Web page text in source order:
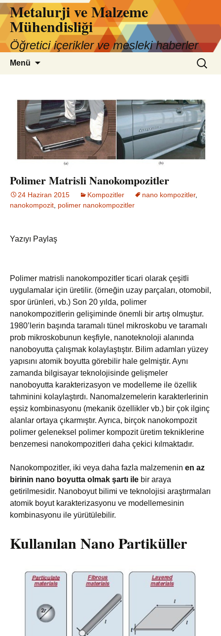
İçeriğe
atlaMetalurji ve Malzeme
Mühendisliği
Öğretici içerikler ve mesleki haberler
Menü
Arama:
Polimer Matrisli Nanokompozitler
24 Haziran 2015 Kompozitler nano kompozitler,
nanokompozit polimer nanokompozitler
Yazıyı Paylaş
Polimer matrisli nanokompozitler ticari olarak çeşitli
uygulamalar için üretilir. (örneğin uzay parçaları, otomobil,
spor ürünleri, vb.) Son 20 yılda, polimer
nanokompozitlerin gelişiminde önemli bir artış olmuştur.
1980’lerin başında taramalı tünel mikroskobu ve taramalı
prob mikroskobunun keşfiyle, nanoteknoloji alanında
nanoboyutta çalışmak kolaylaştıştır. Bilim adamları yüzey
yapısını atomik boyutta görebilir hale gelmiştir. Aynı
zamanda bilgisayar teknolojisinde gelişmeler
nanoboyutta karakterizasyon ve modelleme ile özellik
tahminini kolaylaştırdı. Nanomalzemelerin karakterlerinin
eşsiz kombinasyonu (mekanik özellikler vb.) bir çok ilginç
alanlar ortaya çıkarmıştır. Ayrıca, birçok nanokompozit
polimer geleneksel polimer kompozit üretim tekniklerine
benzemesi nanokompozitleri daha çekici kılmaktadır.
Nanokompozitler, iki veya daha fazla malzemenin en az
birinin nano boyutta olmak şartı ile bir araya
getirilmesidir. Nanoboyut bilimi ve teknolojisi araştırmaları
atomik boyut karakterizasyonu ve modellemesinin
kombinasyonu ile yürütülebilir.
Kullanılan Nano Partiküller